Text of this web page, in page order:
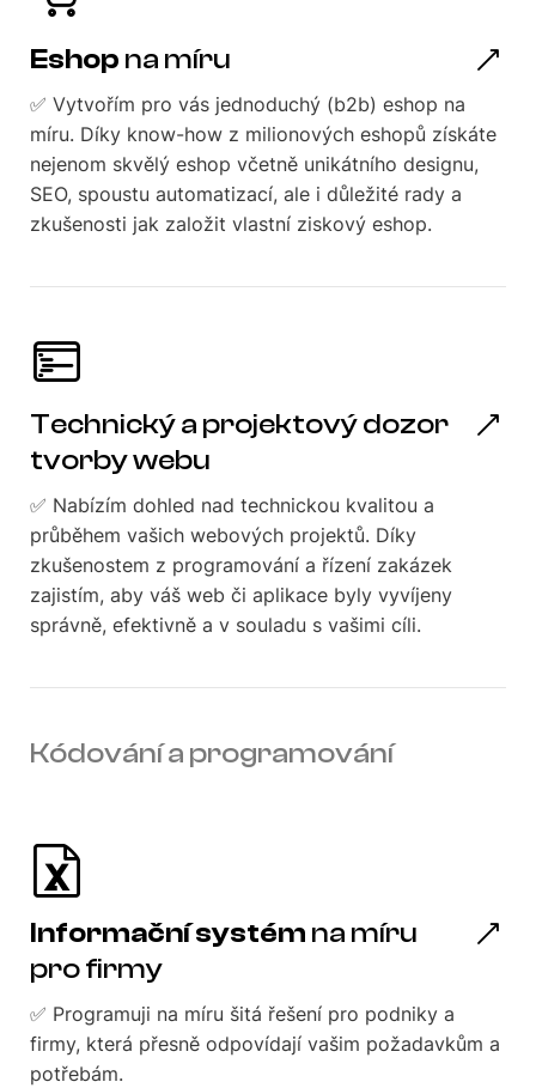
Eshop na míru
✅ Vytvořím pro vás jednoduchý (b2b) eshop na
míru. Díky know-how z milionových eshopů získáte
nejenom skvělý eshop včetně unikátního designu,
SEO, spoustu automatizací, ale i důležité rady a
zkušenosti jak založit vlastní ziskový eshop.
Technický a projektový dozor
tvorby webu
✅ Nabízím dohled nad technickou kvalitou a
průběhem vašich webových projektů. Díky
zkušenostem z programování a řízení zakázek
zajistím, aby váš web či aplikace byly vyvíjeny
správně, efektivně a v souladu s vašimi cíli.
Kódování a programování
Informační systém na míru
pro firmy
✅ Programuji na míru šitá řešení pro podniky a
firmy, která přesně odpovídají vašim požadavkům a
potřebám.